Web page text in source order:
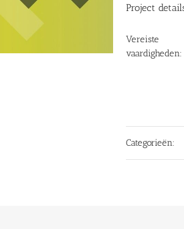
Project
Vereiste
vaardigheden:
Categorieën: